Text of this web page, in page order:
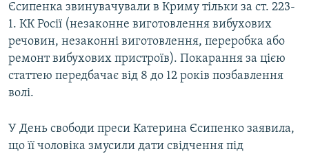
Єсипенка звинувачували в Криму тільки за ст. 223-
1. КК Росії (незаконне виготовлення вибухових
речовин, незаконні виготовлення, переробка або
ремонт вибухових пристроїв). Покарання за цією
статтею передбачає від 8 до 12 років позбавлення
волі.
У День свободи преси Катерина Єсипенко заявила,
що її чоловіка змусили дати свідчення під